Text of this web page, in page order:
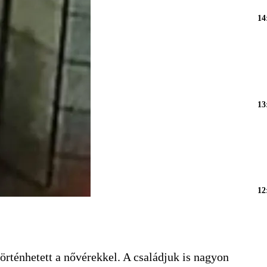
a nővérekkel. A családjuk is nagyon